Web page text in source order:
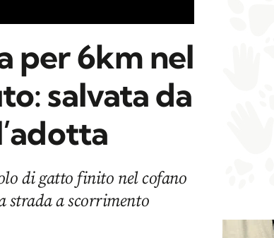
per 6km nel
salvata da
di gatto finito nel cofano
strada a scorrimento